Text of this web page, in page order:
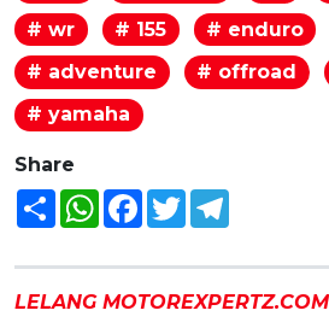
# wr
# 155 # enduro
# adventure
# offroad
# yamaha
Share
Share WhatsAppFacebook
Twitter
LELANG MOTOREXPERTZ.COM